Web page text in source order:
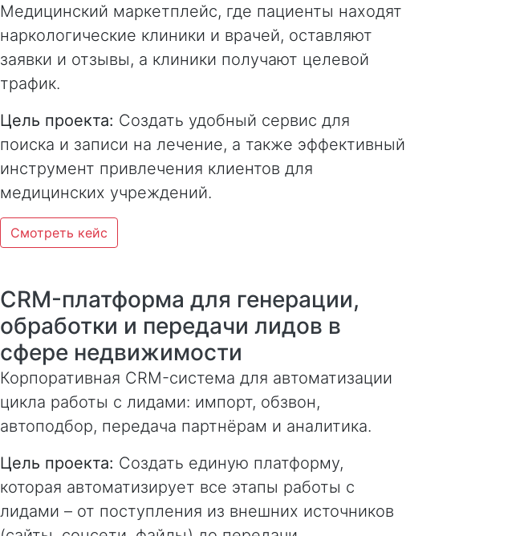
Медицинский маркетплейс, где пациенты находят
наркологические клиники и врачей, оставляют
заявки и отзывы, а клиники получают целевой
трафик.
Цель проекта: Создать удобный сервис для
поиска и записи на лечение, а также эффективный
инструмент привлечения клиентов для
медицинских учреждений.
Смотреть кейс
CRM-платформа для генерации,
обработки и передачи лидов в
сфере недвижимости
Корпоративная CRM-система для автоматизации
цикла работы с лидами: импорт, обзвон,
автоподбор, передача партнёрам и аналитика.
Цель проекта: Создать единую платформу,
которая автоматизирует все этапы работы с
лидами – от поступления из внешних источников